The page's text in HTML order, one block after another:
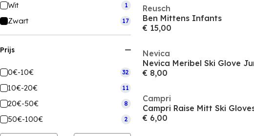
Wit 1
Zwart 17
Prijs
0€-10€ 32
10€-20€ 11
20€-50€ 8
50€-100€ 2
Reusch
Ben Mittens Infants
€ 15,00
Nevica
Nevica Meribel Ski Glove
€ 8,00
Campri
Campri Raise Mitt Ski
€ 6,00